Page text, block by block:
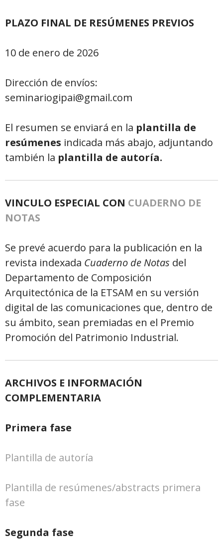
PLAZO FINAL DE RESÚMENES PREVIOS
10 de enero de 2026
Dirección de envíos:
seminariogipai@gmail.com
El resumen se enviará en la plantilla de
resúmenes indicada más abajo, adjuntando
también la plantilla de autoría.
VINCULO ESPECIAL CON CUADERNO DE
NOTAS
Se prevé acuerdo para la publicación en la
revista indexada Cuaderno de Notas del
Departamento de Composición
Arquitectónica de la ETSAM en su versión
digital de las comunicaciones que, dentro de
su ámbito, sean premiadas en el Premio
Promoción del Patrimonio Industrial.
ARCHIVOS E INFORMACIÓN
COMPLEMENTARIA
Primera fase
Plantilla de autoría
Plantilla de resúmenes/abstracts primera
fase
Segunda fase